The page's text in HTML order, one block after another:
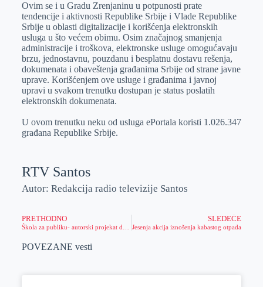
Ovim se i u Gradu Zrenjaninu u potpunosti prate
tendencije i aktivnosti Republike Srbije i Vlade Republike
Srbije u oblasti digitalizacije i korišćenja elektronskih
usluga u što većem obimu. Osim značajnog smanjenja
administracije i troškova, elektronske usluge omogućavaju
brzu, jednostavnu, pouzdanu i besplatnu dostavu rešenja,
dokumenata i obaveštenja građanima Srbije od strane javne
uprave. Korišćenjem ove usluge i građanima i javnoj
upravi u svakom trenutku dostupan je status poslatih
elektronskih dokumenata.
U ovom trenutku neku od usluga ePortala koristi 1.026.347
građana Republike Srbije.
RTV Santos
Autor: Redakcija radio televizije Santos
PRETHODNO SLEDEĆE
Jesenja akcija iznošenja kabastog otpada
POVEZANE vesti